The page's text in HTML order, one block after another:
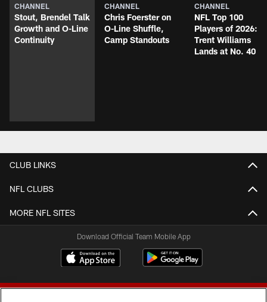
CHANNEL
Stout, Brendel Talk
Growth and O-Line
Continuity
CHANNEL
Chris Foerster on
O-Line Shuffle,
Camp Standouts
CHANNEL
NFL Top 100
Players of 2026:
Trent Williams
Lands at No. 40
CLUB LINKS
NFL CLUBS
MORE NFL SITES
Download Official Team Mobile App